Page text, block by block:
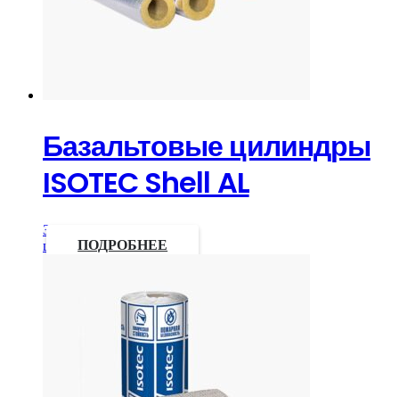
Базальтовые цилиндры
ISOTEC Shell AL
Запросить
цену
ПОДРОБНЕЕ